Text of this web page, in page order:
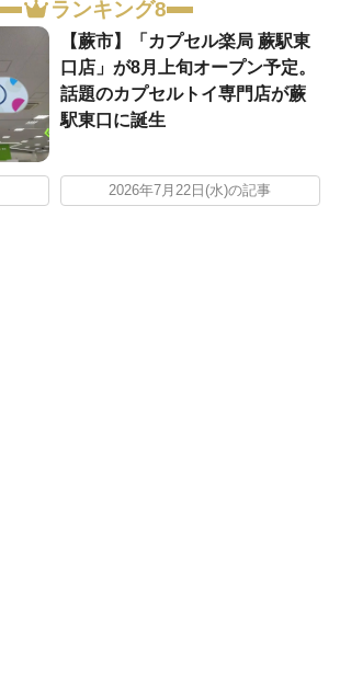
ランキング8
【蕨市】「カプセル楽局 蕨駅東
口店」が8月上旬オープン予定。
話題のカプセルトイ専門店が蕨
駅東口に誕生
2026年7月22日(水)の記事